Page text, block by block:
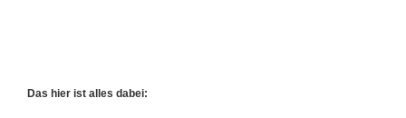
Das hier ist alles dabei: